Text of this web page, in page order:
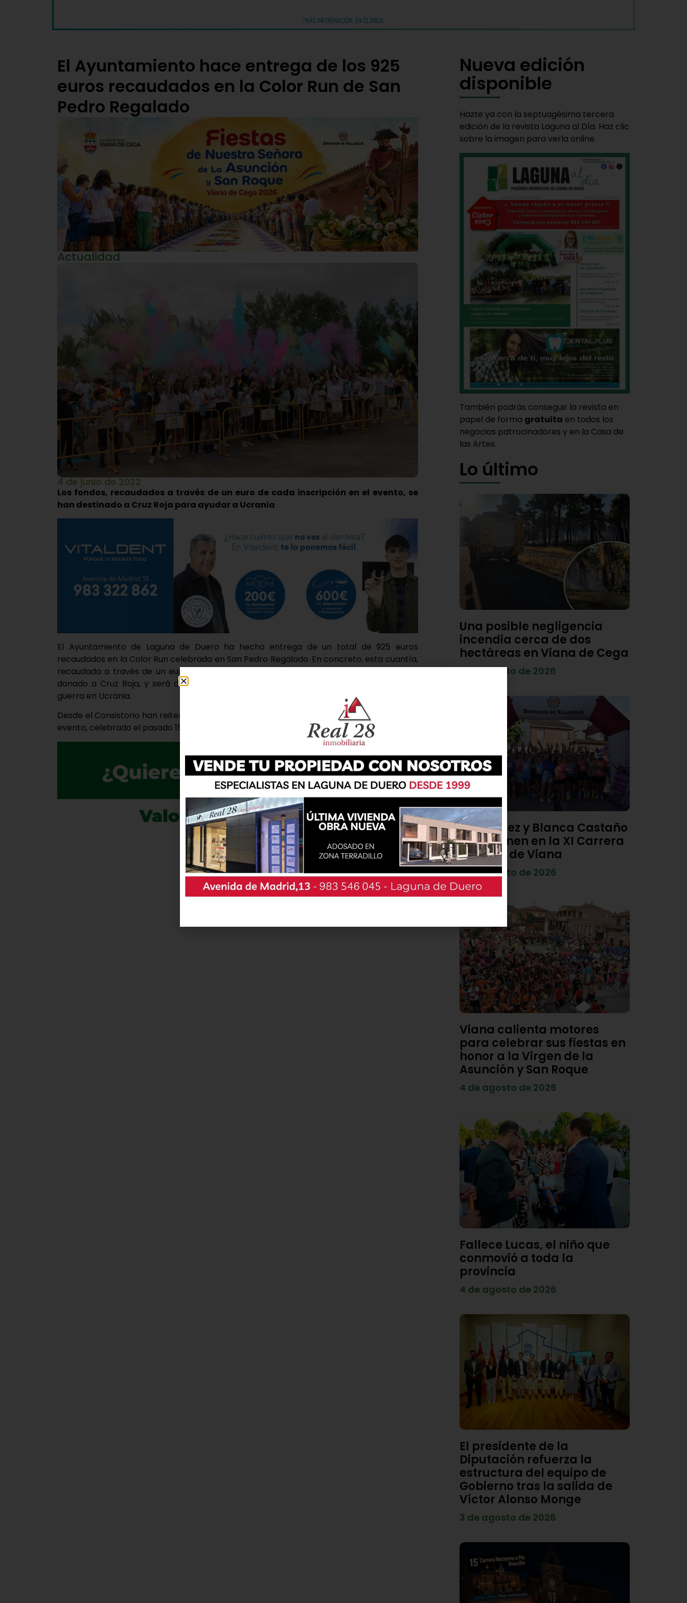
El Ayuntamiento hace entrega de los 925
euros recaudados en la Color Run de San
Pedro Regalado
Actualidad
4 de junio de 2022
Los fondos, recaudados a través de un euro de cada inscripción en el evento, se
han destinado a Cruz Roja para ayudar a Ucrania
El Ayuntamiento de Laguna de Duero ha hecho entrega de un total de 925 euros
recaudados en la Color Run celebrada en San Pedro Regalado. En concreto, esta cuantía,
recaudada a través de un euro de cada una de las inscripciones en la actividad, se ha
donado a Cruz Roja, y será destinada para ayuda humanitaria para las víctimas de la
guerra en Ucrania.
Desde el Consistorio han reiterado el agradecimiento a todas las personas inscritas en el
evento, celebrado el pasado 15 de mayo y organizado por la Concejalía de Festejos.
Nueva edición
disponible
Hazte ya con la septuagésima tercera
edición de la revista Laguna al Día. Haz clic
sobre la imagen para verla online.
También podrás conseguir la revista en
papel de forma gratuita en todos los
negocios patrocinadores y en la Casa de
las Artes.
Lo último
Una posible negligencia
incendia cerca de dos
hectáreas en Viana de Cega
7 de agosto de 2026
Diego Díez y Blanca Castaño
se imponen en la XI Carrera
Popular de Viana
4 de agosto de 2026
Viana calienta motores
para celebrar sus fiestas en
honor a la Virgen de la
Asunción y San Roque
4 de agosto de 2026
Fallece Lucas, el niño que
conmovió a toda la
provincia
4 de agosto de 2026
El presidente de la
Diputación refuerza la
estructura del equipo de
Gobierno tras la salida de
Víctor Alonso Monge
3 de agosto de 2026